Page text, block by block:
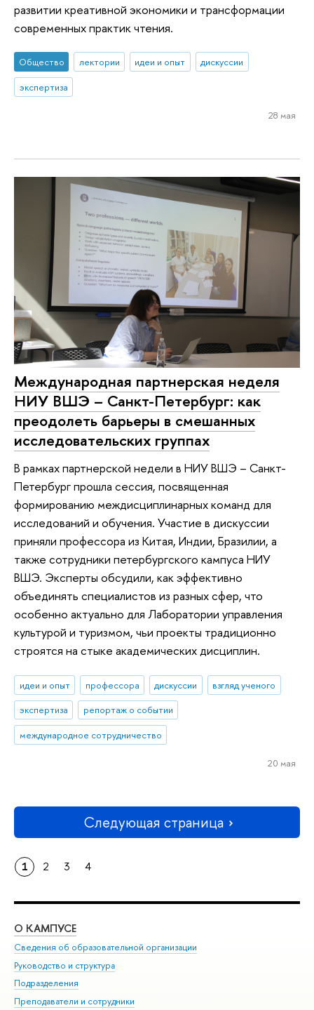
развитии креативной экономики и трансформации
современных практик чтения.
Общество лектории идеи и опыт
дискуссии
экспертиза
28 мая
Международная партнерская неделя
НИУ ВШЭ – Санкт-Петербург: как
преодолеть барьеры в смешанных
исследовательских группах
В рамках партнерской недели в НИУ ВШЭ – Санкт-
Петербург прошла сессия, посвященная
формированию междисциплинарных команд для
исследований и обучения. Участие в дискуссии
приняли профессора из Китая, Индии, Бразилии, а
также сотрудники петербургского кампуса НИУ
ВШЭ. Эксперты обсудили, как эффективно
объединять специалистов из разных сфер, что
особенно актуально для Лаборатории управления
культурой и туризмом, чьи проекты традиционно
строятся на стыке академических дисциплин.
идеи и опыт профессора дискуссии
взгляд ученого
экспертиза
репортаж о событии
международное сотрудничество
20 мая
Следующая страница
1 2 3 4
О КАМПУСЕ
Сведения об образовательной организации
Руководство и структура
Подразделения
Преподаватели и сотрудники